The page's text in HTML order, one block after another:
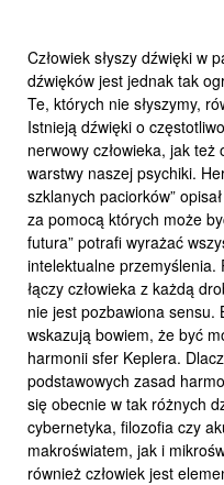
Człowiek słyszy dźwięki w
dźwięków jest jednak tak
Te, których nie słyszymy,
Istnieją dźwięki o
nerwowy człowieka, jak
warstwy naszej psychiki.
szklanych paciorków”
za pomocą których może
futura” potrafi wyrażać
intelektualne przemyślenia.
łączy człowieka z każdą
nie jest pozbawiona sensu.
wskazują bowiem, że być
harmonii sfer Keplera.
podstawowych zasad
się obecnie w tak różnych
cybernetyka, filozofia czy
makroświatem, jak i
również człowiek jest